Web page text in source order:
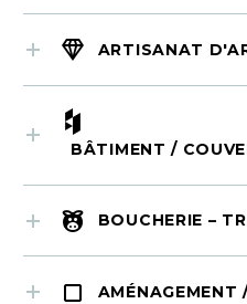
ARTISANAT
BÂTIMENT /
BOUCHERIE –
AMÉNAGEMENT